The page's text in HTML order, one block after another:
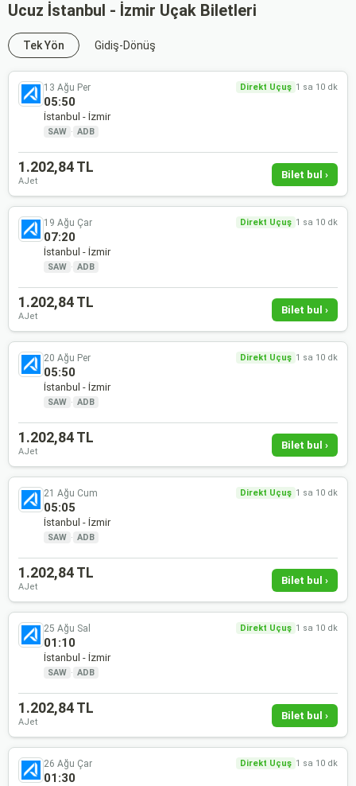
Ucuz İstanbul - İzmir Uçak Biletleri
Tek Yön Gidiş-Dönüş
13 Ağu Per Direkt Uçuş 1 sa 10 dk
05:50
İstanbul - İzmir
SAW · ADB
1.202,84 TL
AJet
Bilet bul ›
19 Ağu Çar Direkt Uçuş 1 sa 10 dk
07:20
İstanbul - İzmir
SAW · ADB
1.202,84 TL
AJet
Bilet bul ›
20 Ağu Per Direkt Uçuş 1 sa 10 dk
05:50
İstanbul - İzmir
SAW · ADB
1.202,84 TL
AJet
Bilet bul ›
21 Ağu Cum Direkt Uçuş 1 sa 10 dk
05:05
İstanbul - İzmir
SAW · ADB
1.202,84 TL
AJet
Bilet bul ›
25 Ağu Sal Direkt Uçuş 1 sa 10 dk
01:10
İstanbul - İzmir
SAW · ADB
1.202,84 TL
AJet
Bilet bul ›
26 Ağu Çar Direkt Uçuş 1 sa 10 dk
01:30